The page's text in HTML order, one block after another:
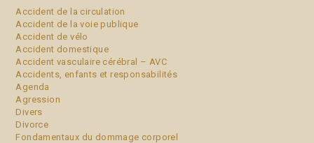
Accident de la circulation
Accident de la voie publique
Accident de vélo
Accident domestique
Accident vasculaire cérébral – AVC
Accidents, enfants et responsabilités
Agenda
Agression
Divers
Divorce
Fondamentaux du dommage corporel